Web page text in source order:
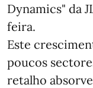
Dynamics" da
feira.
Este
poucos
retalho